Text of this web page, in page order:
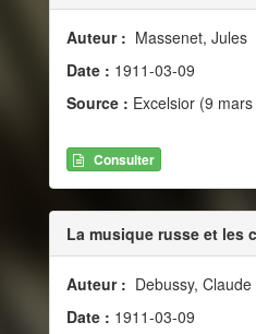
Auteur : Massenet, Jules
Date : 1911-03-09
Source : Excelsior (9
Consulter
La musique russe et les
Auteur : Debussy, Claude
Date : 1911-03-09